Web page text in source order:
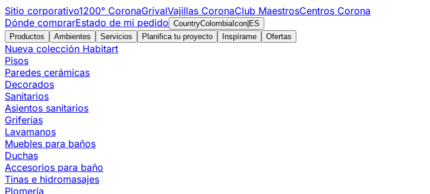
Sitio corporativo1200° CoronaGrivalVajillas CoronaClub MaestrosCentros Corona
Dónde comprarEstado de mi pedido CountryColombiaIcon ES
Productos
Ambientes Servicios Planifica tu proyecto Inspírame Ofertas
Nueva colección Habitart
Pisos
Paredes cerámicas
Decorados
Sanitarios
Asientos sanitarios
Griferías
Lavamanos
Muebles para baños
Duchas
Accesorios para baño
Tinas e hidromasajes
Plomería